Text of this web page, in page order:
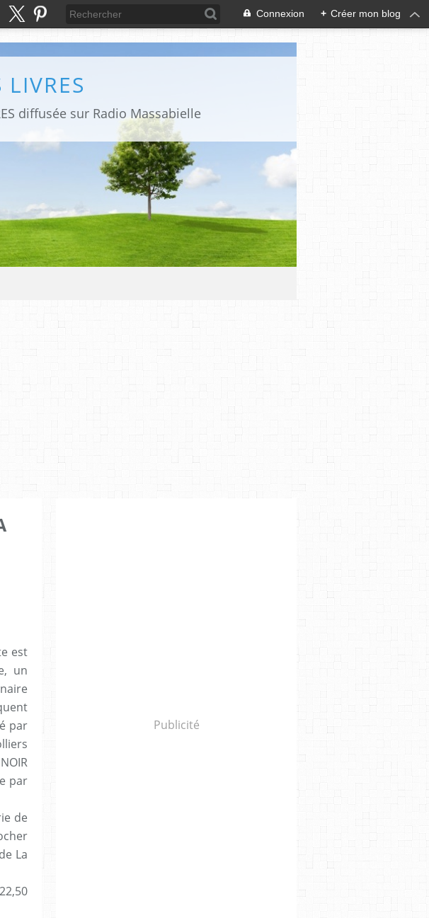
Connexion + Créer mon blog
diffusée sur Radio Massabielle
est
un
par
par
de
La
Publicité